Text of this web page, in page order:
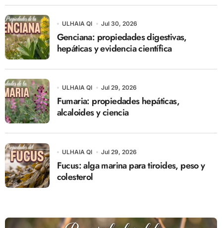
ULHAIA QI Jul 30, 2026
Genciana: propiedades digestivas,
hepáticas y evidencia científica
ULHAIA QI Jul 29, 2026
Fumaria: propiedades hepáticas,
alcaloides y ciencia
ULHAIA QI Jul 29, 2026
Fucus: alga marina para tiroides, peso y
colesterol